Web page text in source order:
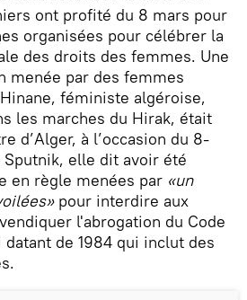
ont profité du 8 mars pour
organisées pour célébrer la
des droits des femmes. Une
menée par des femmes
féministe algéroise,
les marches du Hirak, était
d’Alger, à l’occasion du 8-
Sputnik, elle dit avoir été
en règle menées par «un
pour interdire aux
l'abrogation du Code
de 1984 qui inclut des